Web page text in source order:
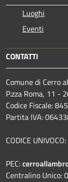
Luoghi
Eventi
CONTATTI
Comune di Cerro
P.zza Roma, 11 -
Codice Fiscale:
Partita IVA:
CODICE
PEC:
Centralino Unico: